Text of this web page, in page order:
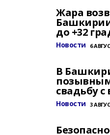
Жара
Башкирии
до +32
Новости 6
В
свадьбу
Новости 3